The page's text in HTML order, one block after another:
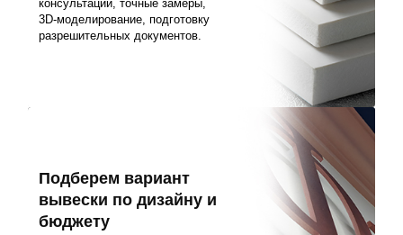
консультации, точные замеры,
3D-моделирование, подготовку
разрешительных документов.
Подберем вариант
вывески по дизайну и
бюджету